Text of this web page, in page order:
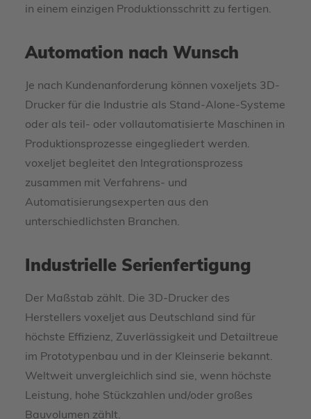
in einem einzigen Produktionsschritt zu fertigen.
Automation nach Wunsch
Je nach Kundenanforderung können voxeljets 3D-
Drucker für die Industrie als Stand-Alone-Systeme
oder als teil- oder vollautomatisierte Maschinen in
Produktionsprozesse eingegliedert werden.
voxeljet begleitet den Integrationsprozess
zusammen mit Verfahrens- und
Automatisierungsexperten aus den
unterschiedlichsten Branchen.
Industrielle Serienfertigung
Der Maßstab zählt. Die 3D-Drucker des
Herstellers voxeljet aus Deutschland sind für
höchste Effizienz, Zuverlässigkeit und Detailtreue
im Prototypenbau und in der Kleinserie bekannt.
Weltweit unvergleichlich sind sie, wenn höchste
Leistung, hohe Stückzahlen und/oder großes
Bauvolumen zählt.